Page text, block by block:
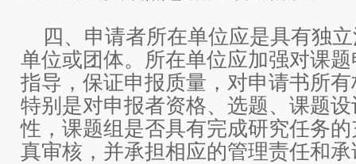
四、申请者所在单位应是具有独
单位或团体。所在单位应加强对课
指导，保证申报质量，对申请书所
特别是对申报者资格、选题、课题
性，课题组是否具有完成研究任务
真审核，并承担相应的管理责任和